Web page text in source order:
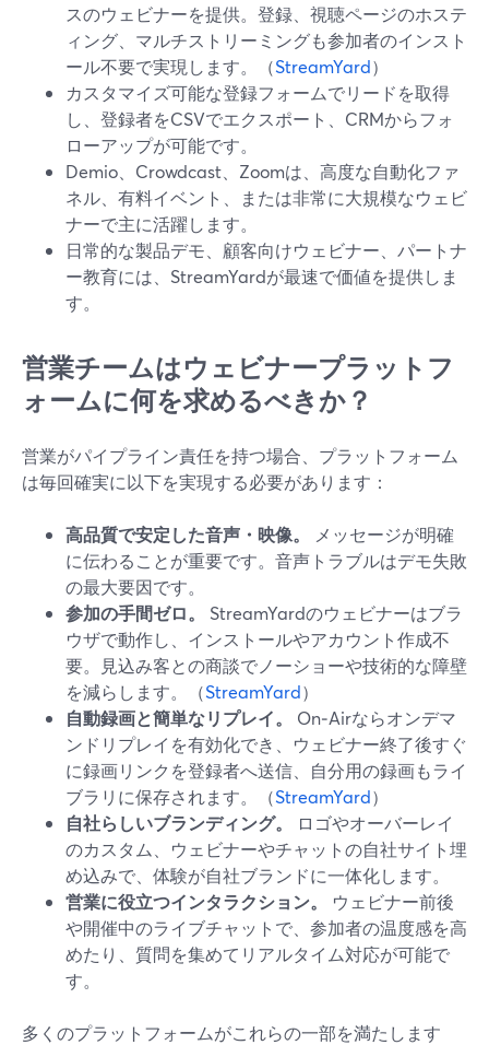
スのウェビナーを提供。登録、視聴ページのホステ
ィング、マルチストリーミングも参加者のインスト
ール不要で実現します。（StreamYard）
カスタマイズ可能な登録フォームでリードを取得
し、登録者をCSVでエクスポート、CRMからフォ
ローアップが可能です。
Demio、Crowdcast、Zoomは、高度な自動化ファ
ネル、有料イベント、または非常に大規模なウェビ
ナーで主に活躍します。
日常的な製品デモ、顧客向けウェビナー、パートナ
ー教育には、StreamYardが最速で価値を提供しま
す。
営業チームはウェビナープラットフ
ォームに何を求めるべきか？
営業がパイプライン責任を持つ場合、プラットフォーム
は毎回確実に以下を実現する必要があります：
高品質で安定した音声・映像。
メッセージが明確
に伝わることが重要です。音声トラブルはデモ失敗
の最大要因です。
参加の手間ゼロ。
StreamYardのウェビナーはブラ
ウザで動作し、インストールやアカウント作成不
要。見込み客との商談でノーショーや技術的な障壁
を減らします。（StreamYard）
自動録画と簡単なリプレイ。
On‑Airならオンデマ
ンドリプレイを有効化でき、ウェビナー終了後すぐ
に録画リンクを登録者へ送信、自分用の録画もライ
ブラリに保存されます。（StreamYard）
自社らしいブランディング。
ロゴやオーバーレイ
のカスタム、ウェビナーやチャットの自社サイト埋
め込みで、体験が自社ブランドに一体化します。
営業に役立つインタラクション。
ウェビナー前後
や開催中のライブチャットで、参加者の温度感を高
めたり、質問を集めてリアルタイム対応が可能で
す。
多くのプラットフォームがこれらの一部を満たします